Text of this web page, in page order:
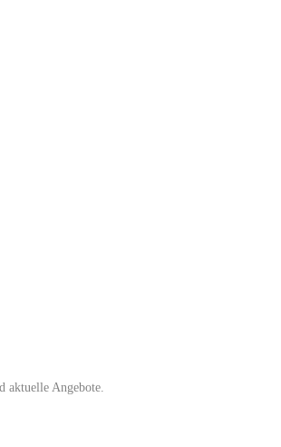
aktuelle Angebote.